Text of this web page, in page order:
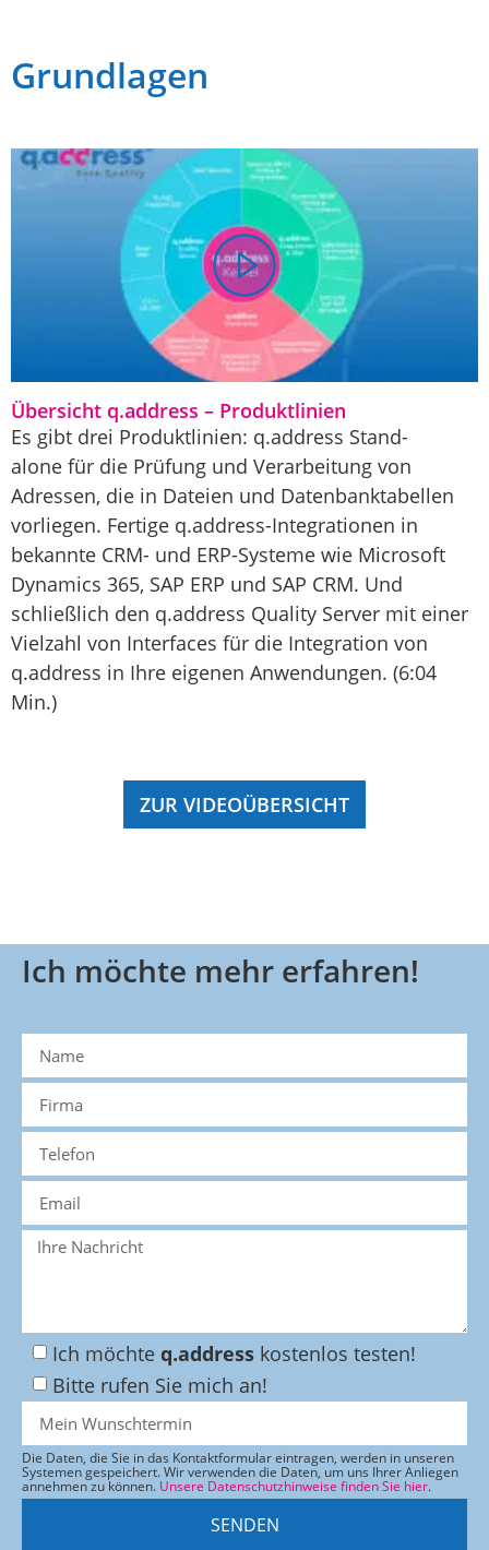
Grundlagen
Übersicht q.address – Produktlinien
Es gibt drei Produktlinien: q.address Stand-
alone für die Prü­fung und Verarbei­tung von
Adressen, die in Dateien und Daten­bank­tabellen
vorliegen. Fertige q.address-Inte­gra­tionen in
bekannte CRM- und ERP-Systeme wie Microsoft
Dynamics 365, SAP ERP und SAP CRM. Und
schließlich den q.address Quality Server mit einer
Vielzahl von Inter­faces für die Inte­gra­tion von
q.address in Ihre eigenen Anwen­dun­gen. (6:04
Min.)
ZUR VIDEOÜBERSICHT
Ich möchte mehr erfahren!
Ich möchte q.address kostenlos testen!
Bitte rufen Sie mich an!
Die Daten, die Sie in das Kontaktformular eintragen, werden in unseren
Systemen gespeichert. Wir verwenden die Daten, um uns Ihrer Anliegen
annehmen zu können. Unsere Datenschutzhinweise finden Sie hier.
SENDEN